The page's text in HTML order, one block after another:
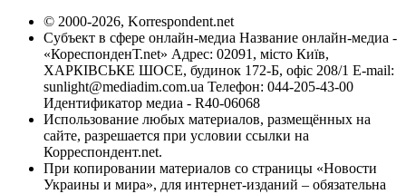
© 2000-2026, Korrespondent.net
Субъект в сфере онлайн-медиа Название онлайн-медиа -
«КореспонденТ.net» Адрес: 02091, місто Київ,
ХАРКІВСЬКЕ ШОСЕ, будинок 172-Б, офіс 208/1 E-mail:
sunlight@mediadim.com.ua Телефон: 044-205-43-00
Идентификатор медиа - R40-06068
Использование любых материалов, размещённых на
сайте, разрешается при условии ссылки на
Корреспондент.net.
При копировании материалов со страницы «Новости
Украины и мира», для интернет-изданий – обязательна